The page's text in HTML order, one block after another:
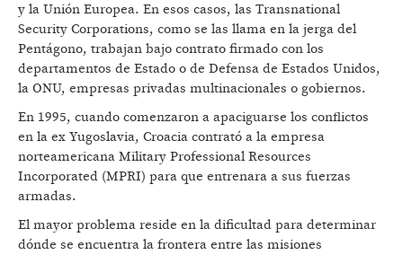
y la Unión Europea. En esos casos, las Transnational
Security Corporations, como se las llama en la jerga del
Pentágono, trabajan bajo contrato firmado con los
departamentos de Estado o de Defensa de Estados Unidos,
la ONU, empresas privadas multinacionales o gobiernos.
En 1995, cuando comenzaron a apaciguarse los conflictos
en la ex Yugoslavia, Croacia contrató a la empresa
norteamericana Military Professional Resources
Incorporated (MPRI) para que entrenara a sus fuerzas
armadas.
El mayor problema reside en la dificultad para determinar
dónde se encuentra la frontera entre las misiones